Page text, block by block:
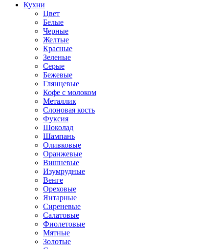
Кухни
Цвет
Белые
Черные
Желтые
Красные
Зеленые
Серые
Бежевые
Глянцевые
Кофе с молоком
Металлик
Слоновая кость
Фуксия
Шоколад
Шампань
Оливковые
Оранжевые
Вишневые
Изумрудные
Венге
Ореховые
Янтарные
Сиреневые
Салатовые
Фиолетовые
Мятные
Золотые